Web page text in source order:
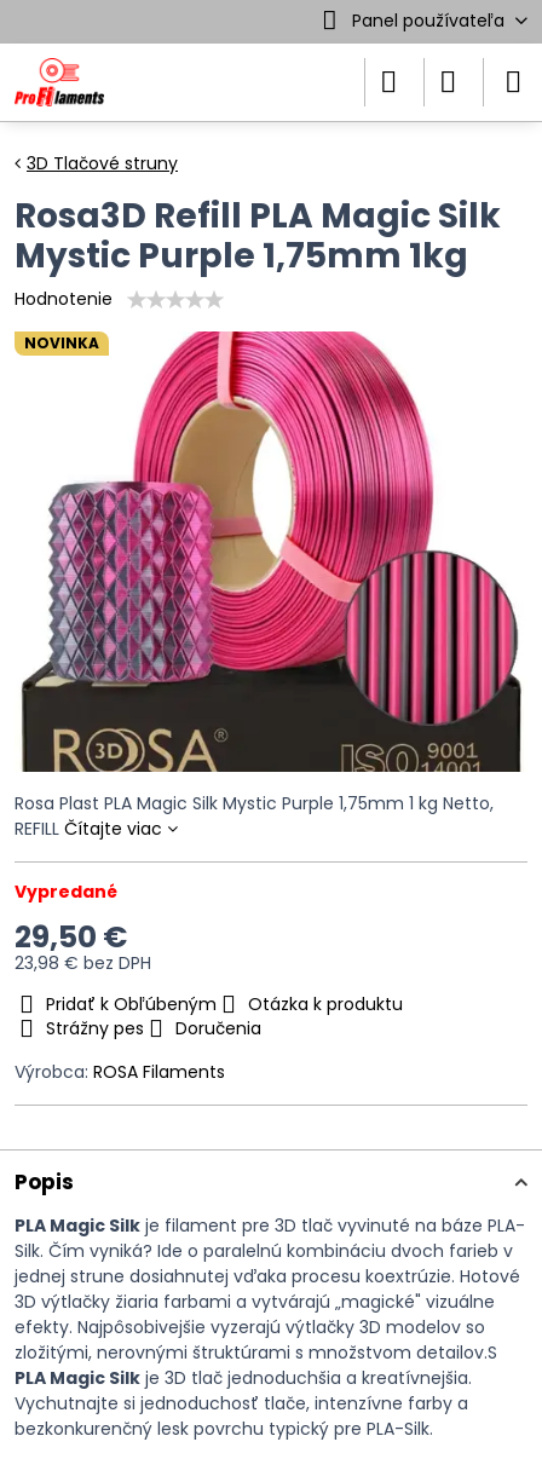
Panel používateľa
NOVINKA
3D Tlačové struny
Rosa3D Refill PLA Magic Silk
Mystic Purple 1,75mm 1kg
Hodnotenie
Rosa Plast PLA Magic Silk Mystic Purple 1,75mm 1 kg Netto,
REFILL Čítajte viac
Vypredané
29,50 €
23,98 € bez DPH
Pridať k Obľúbeným
Otázka k produktu
Strážny pes
Doručenia
Výrobca: ROSA Filaments
Popis
PLA Magic Silk je filament pre 3D tlač vyvinuté na báze PLA-
Silk. Čím vyniká? Ide o paralelnú kombináciu dvoch farieb v
jednej strune dosiahnutej vďaka procesu koextrúzie. Hotové
3D výtlačky žiaria farbami a vytvárajú „magické" vizuálne
efekty. Najpôsobivejšie vyzerajú výtlačky 3D modelov so
zložitými, nerovnými štruktúrami s množstvom detailov.S
PLA Magic Silk je 3D tlač jednoduchšia a kreatívnejšia.
Vychutnajte si jednoduchosť tlače, intenzívne farby a
bezkonkurenčný lesk povrchu typický pre PLA-Silk.